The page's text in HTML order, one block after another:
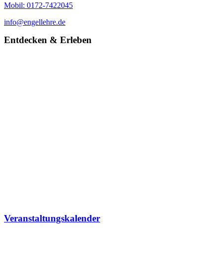
Mobil: 0172-7422045
info@engellehre.de
Entdecken & Erleben
Veranstaltungskalender